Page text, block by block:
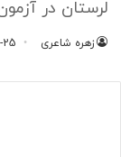
لرستان در آزمون
زهره شاعری 25